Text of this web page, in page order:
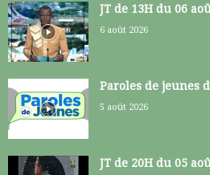
JT de 13H du 06
6 août 2026
Paroles de jeunes
5 août 2026
JT de 20H du 05